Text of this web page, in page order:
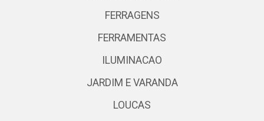
FERRAGENS
FERRAMENTAS
ILUMINACAO
JARDIM E VARANDA
LOUCAS